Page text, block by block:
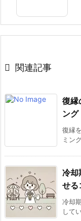
 関連記事
復縁
ング
復縁
ミン
冷却
せる
冷却
して